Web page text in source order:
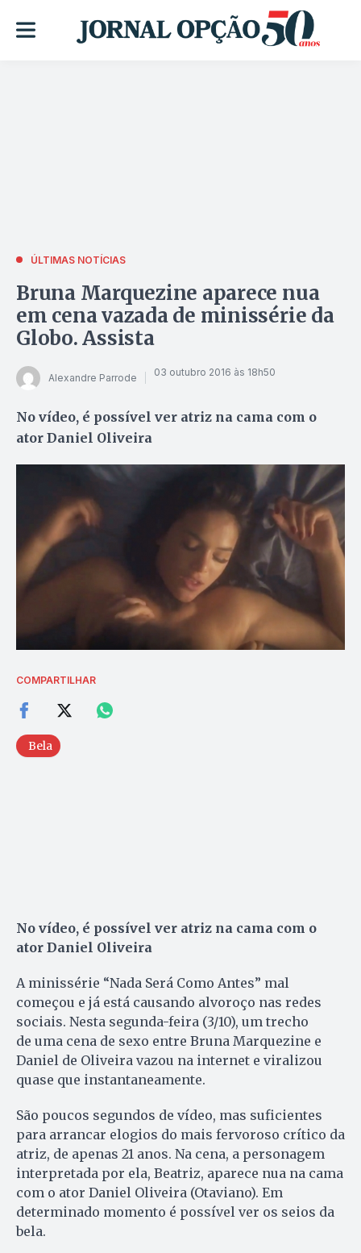
ÚLTIMAS NOTÍCIAS
Bruna Marquezine aparece nua
em cena vazada de minissérie da
Globo. Assista
Alexandre Parrode 03 outubro 2016 às 18h50
No vídeo, é possível ver atriz na cama com o
ator Daniel Oliveira
COMPARTILHAR
Bela
No vídeo, é possível ver atriz na cama com o
ator Daniel Oliveira
A minissérie “Nada Será Como Antes” mal
começou e já está causando alvoroço nas redes
sociais. Nesta segunda-feira (3/10), um trecho
de uma cena de sexo entre Bruna Marquezine e
Daniel de Oliveira vazou na internet e viralizou
quase que instantaneamente.
São poucos segundos de vídeo, mas suficientes
para arrancar elogios do mais fervoroso crítico da
atriz, de apenas 21 anos. Na cena, a personagem
interpretada por ela, Beatriz, aparece nua na cama
com o ator Daniel Oliveira (Otaviano). Em
determinado momento é possível ver os seios da
bela.